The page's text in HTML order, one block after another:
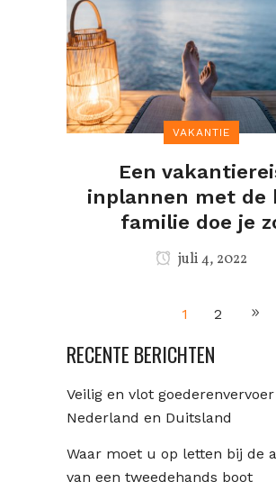
VAKANTIE
Een
inplannen met de
familie doe je
juli 4, 2022
1 2
RECENTE BERICHTEN
Veilig en vlot
Nederland en Duitsland
Waar moet u op letten bij de
van een tweedehands boot